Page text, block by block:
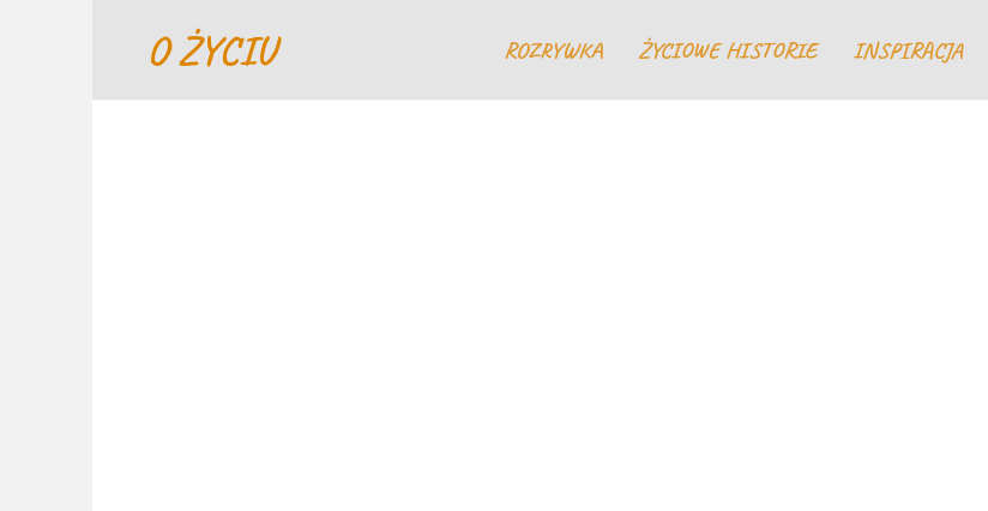
O ŻYCIU ROZRYWKA ŻYCIOWE HISTORIE INSPIRACJA